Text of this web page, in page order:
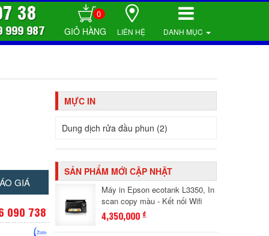
0
DANH MỤC
38
999 987 LIÊN HỆ
GIÁ
090 738
MỰC IN
Dung dịch rửa đầu phun (2)
SẢN PHẨM MỚI CẬP NHẬT
Máy in Epson ecotank L3350, In
scan copy màu - Kết nối Wifi
4,350,000đ